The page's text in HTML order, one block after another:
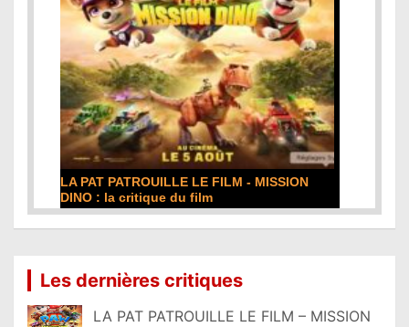
LA PAT PATROUILLE LE FILM - MISSION
DINO : la critique du film
Les dernières critiques
LA PAT PATROUILLE LE FILM – MISSION